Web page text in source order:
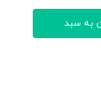
به سبد